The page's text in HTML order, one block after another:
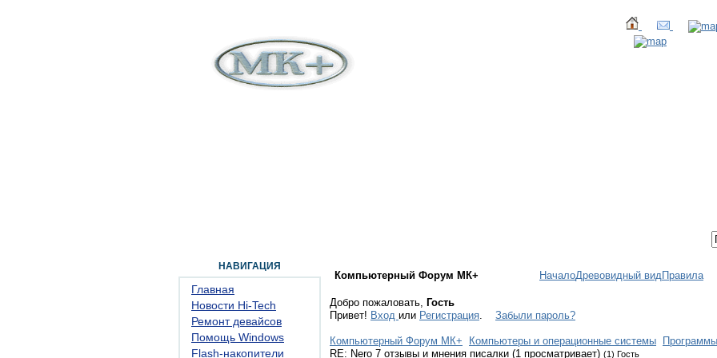
НАВИГАЦИЯ
Главная
Новости Hi-Tech
Ремонт девайсов
Помощь Windows
Flash-накопители
Компьютерный Форум МК+ НачалоДревовидный видПравила
Добро пожаловать, Гость
Привет! Вход или Регистрация. Забыли пароль?
Компьютерный Форум МК+ Компьютеры и операционные системы
Программы
RE: Nero 7 отзывы и мнения писалки (1 просматривает) (1) Гость